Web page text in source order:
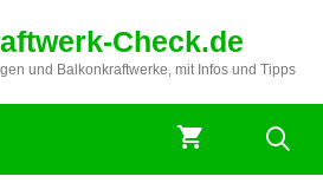
Check.de
und Balkonkraftwerke, mit Infos und Tipps